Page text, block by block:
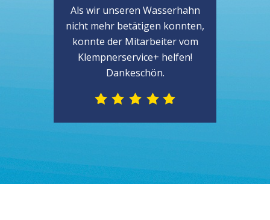
Als wir unseren Wasserhahn
nicht mehr betätigen konnten,
konnte der Mitarbeiter vom
Klempnerservice+ helfen!
Dankeschön.